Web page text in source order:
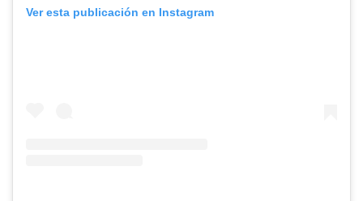
Ver esta publicación en Instagram